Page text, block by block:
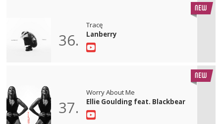
36.
Tracę
Lanberry
37.
Worry About Me
Ellie Goulding feat. Blackbear